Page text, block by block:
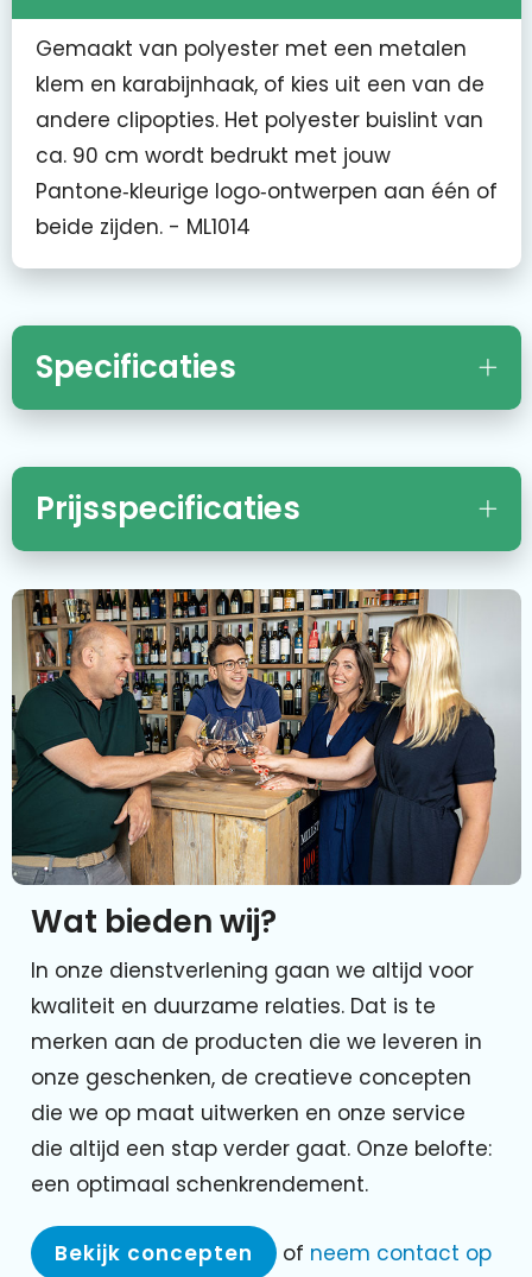
Gemaakt van polyester met een metalen
klem en karabijnhaak, of kies uit een van de
andere clipopties. Het polyester buislint van
ca. 90 cm wordt bedrukt met jouw
Pantone‑kleurige logo‑ontwerpen aan één of
beide zijden. - ML1014
Specificaties
Prijsspecificaties
Wat bieden wij?
In onze dienstverlening gaan we altijd voor
kwaliteit en duurzame relaties. Dat is te
merken aan de producten die we leveren in
onze geschenken, de creatieve concepten
die we op maat uitwerken en onze service
die altijd een stap verder gaat. Onze belofte:
een optimaal schenkrendement.
Bekijk concepten of neem contact op